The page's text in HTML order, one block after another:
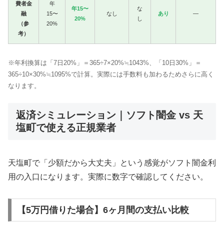
費者金
融
（参
考）
年
15〜
20%
年15〜
20%
なし
な
し
あり —
※年利換算は「7日20%」＝365÷7×20%≒1043%、「10日30%」＝
365÷10×30%≒1095%で計算。実際には手数料も加わるためさらに高く
なります。
返済シミュレーション｜ソフト闇金 vs 天
塩町で使える正規業者
天塩町で「少額だから大丈夫」という感覚がソフト闇金利
用の入口になります。実際に数字で確認してください。
【5万円借りた場合】6ヶ月間の支払い比較